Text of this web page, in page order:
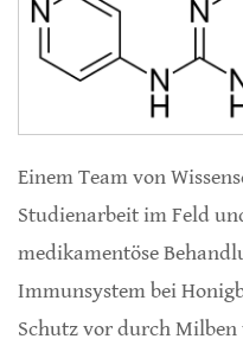
Einem Team von
Studienarbeit im Feld
medikamentöse
Immunsystem bei
Schutz vor durch